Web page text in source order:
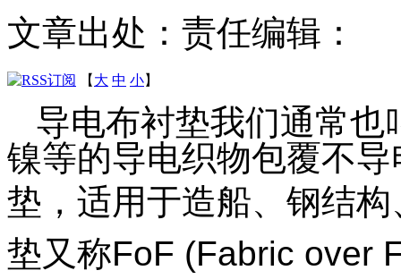
文章出处： 责任编辑：
【 大 中 小】
导电布衬垫我们通常也
镍等的导电织物包覆不
垫，适用于造船、钢结
垫又称FoF (Fabric over